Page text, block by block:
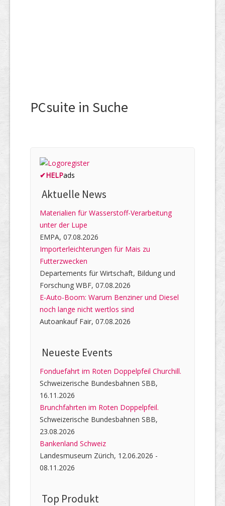
PCsuite in Suche
✔HELPads
Aktuelle News
Materialien für Wasserstoff-Verarbeitung
unter der Lupe
EMPA, 07.08.2026
Importerleichterungen für Mais zu
Futterzwecken
Departements für Wirtschaft, Bildung und
Forschung WBF, 07.08.2026
E-Auto-Boom: Warum Benziner und Diesel
noch lange nicht wertlos sind
Autoankauf Fair, 07.08.2026
Neueste Events
Fonduefahrt im Roten Doppelpfeil Churchill.
Schweizerische Bundesbahnen SBB,
16.11.2026
Brunchfahrten im Roten Doppelpfeil.
Schweizerische Bundesbahnen SBB,
23.08.2026
Bankenland Schweiz
Landesmuseum Zürich, 12.06.2026 -
08.11.2026
Top Produkt